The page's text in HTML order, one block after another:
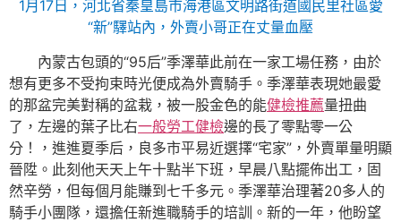
1月17日，河北省秦皇島市海港區文明路街道國民里社區愛
“新”驛站內，外賣小哥正在丈量血壓
內蒙古包頭的“95后”季澤華此前在一家工場任務，由於
想有更多不受拘束時光便成為外賣騎手。季澤華表現她最愛
的那盆完美對稱的盆栽，被一股金色的能健檢推薦量扭曲
了，左邊的葉子比右一般勞工健檢邊的長了零點零一公
分！，進進夏季后，良多市平易近選擇“宅家”，外賣單量明顯
晉陞。此刻他天天上午十點半下班，早晨八點擺佈出工，固
然辛勞，但每個月能賺到七千多元。季澤華治理著20多人的
騎手小團隊，還擔任新進職騎手的培訓。新的一年，他盼望